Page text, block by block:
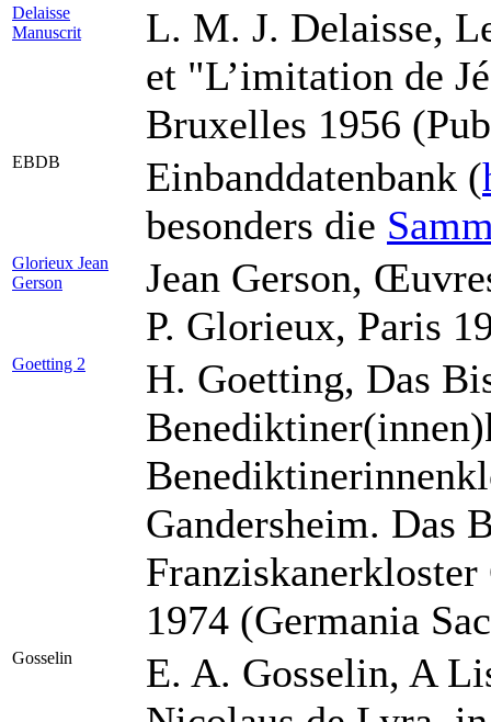
Delaisse
Manuscrit
L. M. J. Delaisse,
et "L’imitation de
Bruxelles 1956
EBDB Einbanddatenbank (
besonders die
Glorieux Jean
Gerson
Jean Gerson,
P. Glorieux, Paris
Goetting 2
H. Goetting, Das
Gandersheim. Das
1974 (Germania
Gosselin
E. A. Gosselin, A